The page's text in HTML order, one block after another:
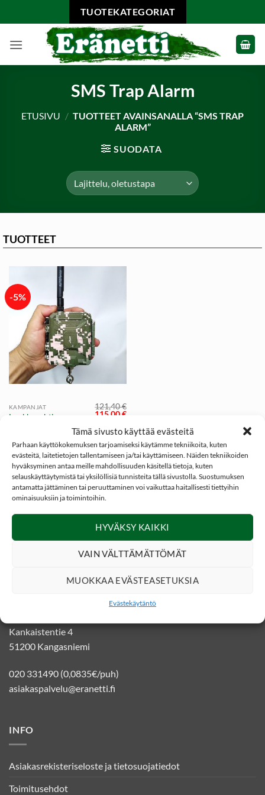
Tämä sivusto käyttää evästeitä
Parhaan käyttökokemuksen tarjoamiseksi käytämme tekniikoita, kuten
evästeitä, laitetietojen tallentamiseen ja/tai käyttämiseen. Näiden tekniikoiden
hyväksyminen antaa meille mahdollisuuden käsitellä tietoja, kuten
selauskäyttäytymistä tai yksilöllisiä tunnisteita tällä sivustolla. Suostumuksen
antamatta jättäminen tai peruuttaminen voi vaikuttaa haitallisesti tiettyihin
ominaisuuksiin ja toimintoihin.
HYVÄKSY KAIKKI
VAIN VÄLTTÄMÄTTÖMÄT
MUOKKAA EVÄSTEASETUKSIA
Evästekäytäntö
to
TUOTEKATEGORIAT
SMS Trap Alarm
ETUSIVU / TUOTTEET AVAINSANALLA “SMS TRAP
ALARM”
SUODATA
TUOTTEET
-5%
KAMPANJAT
Loukkuvahti,
NITEforce SMS Trap
121,40€
Alkuperäinen
oli:
121,40 €.
115,00€Nykyinen
on:
115,00 €.
YHTEYSTIEDOT
Kankaistentie 4
51200 Kangasniemi
020 331490 (0,0835€/puh)
asiakaspalvelu@eranetti.fi
INFO
Asiakasrekisteriseloste ja tietosuojatiedot
Toimitusehdot